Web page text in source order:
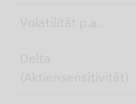
Volatilität p.a.
Delta
(Aktiensensitivität)